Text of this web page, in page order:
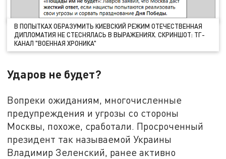
В ПОПЫТКАХ ОБРАЗУМИТЬ КИЕВСКИЙ РЕЖИМ ОТЕЧЕСТВЕННАЯ
ДИПЛОМАТИЯ НЕ СТЕСНЯЛАСЬ В ВЫРАЖЕНИЯХ. СКРИНШОТ: ТГ-
КАНАЛ "ВОЕННАЯ ХРОНИКА"
Ударов не будет?
Вопреки ожиданиям, многочисленные
предупреждения и угрозы со стороны
Москвы, похоже, сработали. Просроченный
президент так называемой Украины
Владимир Зеленский, ранее активно